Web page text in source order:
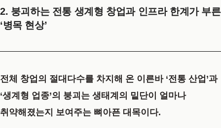
2. 붕괴하는 전통 생계형 창업과 인프라 한계가 부른
‘병목 현상’
전체 창업의 절대다수를 차지해 온 이른바 ‘전통 산업’과
‘생계형 업종’의 붕괴는 생태계의 밑단이 얼마나
취약해졌는지 보여주는 뼈아픈 대목이다.